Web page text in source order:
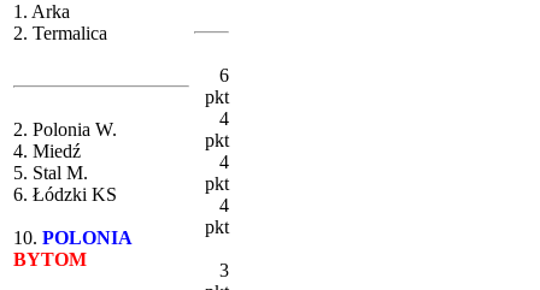
1. Arka
2. Termalica
2. Polonia W.
4. Miedź
5. Stal M.
6. Łódzki KS
10. POLONIA
BYTOM
6
pkt
4
pkt
4
pkt
4
pkt
3